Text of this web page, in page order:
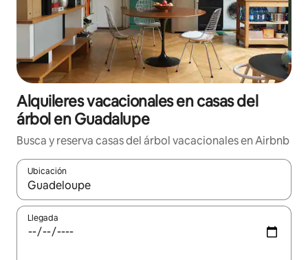
Alquileres vacacionales en casas del
árbol en Guadalupe
Busca y reserva casas del árbol vacacionales en Airbnb
Ubicación
Cuando los resultados estén disponibles, navega con las
Llegada